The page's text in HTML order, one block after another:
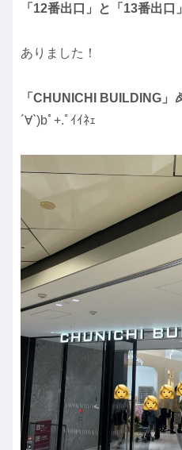
「12番出口」と「13番出口」
ありました！
「CHUNICHI BUILDING」
´∀`)bﾟ+.ﾟｲｲﾈｪ